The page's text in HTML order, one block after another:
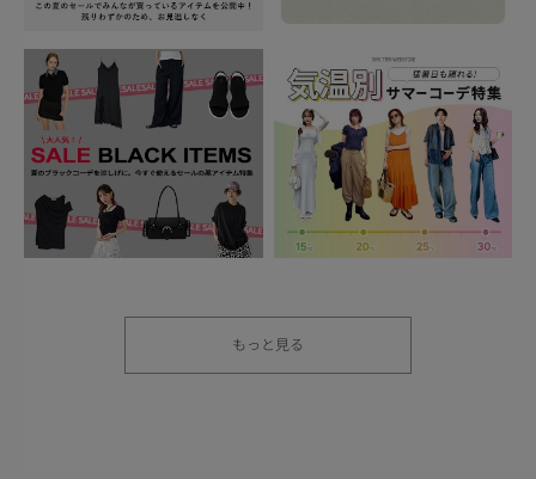
もっと見る